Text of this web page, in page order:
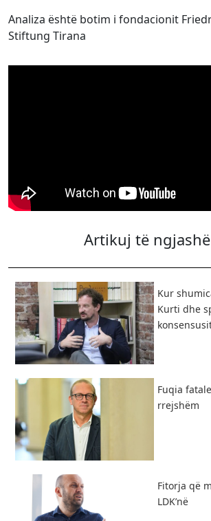
Analiza është botim i fondacionit
Stiftung Tirana
Artikuj të
Kur
Kurti dhe
Fuqia
rrejshëm
Fitorja që
LDK’në